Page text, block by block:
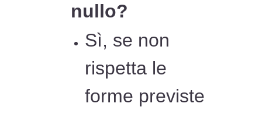
nullo?
Sì, se non
rispetta le
forme previste